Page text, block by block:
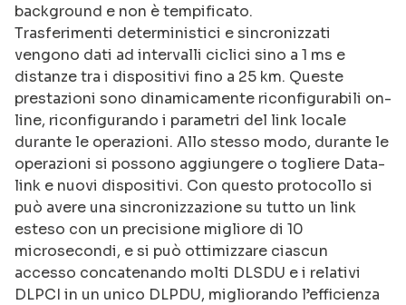
background e non è tempificato.
Trasferimenti deterministici e sincronizzati
vengono dati ad intervalli ciclici sino a 1 ms e
distanze tra i dispositivi fino a 25 km. Queste
prestazioni sono dinamicamente riconfigurabili on-
line, riconfigurando i parametri del link locale
durante le operazioni. Allo stesso modo, durante le
operazioni si possono aggiungere o togliere Data-
link e nuovi dispositivi. Con questo protocollo si
può avere una sincronizzazione su tutto un link
esteso con un precisione migliore di 10
microsecondi, e si può ottimizzare ciascun
accesso concatenando molti DLSDU e i relativi
DLPCI in un unico DLPDU, migliorando l’efficienza